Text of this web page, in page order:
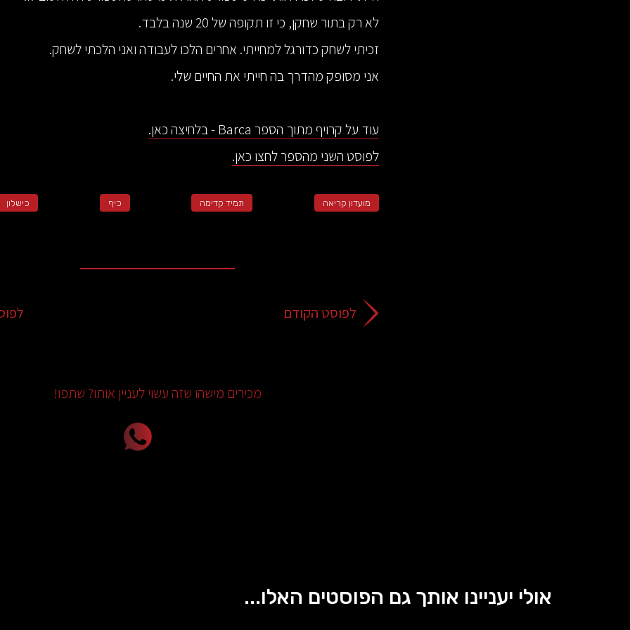
לא רק בתור שחקן, כי זו תקופה של 20 שנה בלבד.
זכיתי לשחק כדורגל למחייתי. אחרים הלכו לעבודה ואני הלכתי לשחק.
אני מסופק מהדרך בה חייתי את החיים שלי.
עוד על קרויף מתוך הספר Barca - בלחיצה כאן.
לפוסט השני מהספר לחצו כאן.
מועדון קריאה תמיד קדימה כיף כישלון
לפוסט הקודם
מכירים מישהו שזה עשוי לעניין אותו? שתפו!
אולי יעניינו אותך גם הפוסטים האלו...